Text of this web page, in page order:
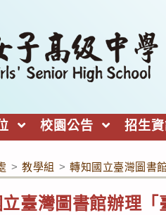
校園公告 招生
> 教學組 > 轉知國立臺灣圖書
臺灣圖書館辦理「